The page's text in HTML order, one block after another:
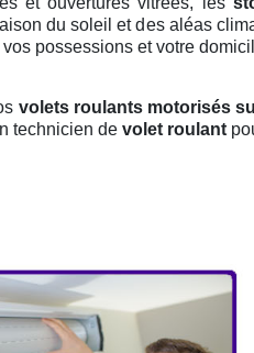
du soleil et des aléas
possessions et votre
volets roulants motorisés
technicien de volet roulant